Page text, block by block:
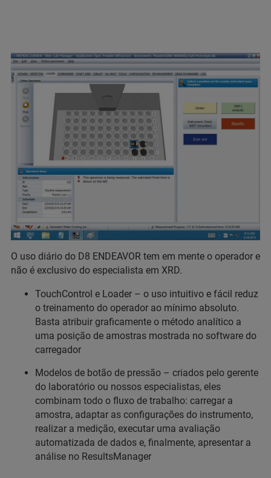
O uso diário do D8 ENDEAVOR tem em mente o operador e
não é exclusivo do especialista em XRD.
TouchControl e Loader – o uso intuitivo e fácil reduz
o treinamento do operador ao mínimo absoluto.
Basta atribuir graficamente o método analítico a
uma posição de amostras mostrada no software do
carregador
Modelos de botão de pressão – criados pelo gerente
do laboratório ou nossos especialistas, eles
combinam todo o fluxo de trabalho: carregar a
amostra, adaptar as configurações do instrumento,
realizar a medição, executar uma avaliação
automatizada de dados e, finalmente, apresentar a
análise no ResultsManager